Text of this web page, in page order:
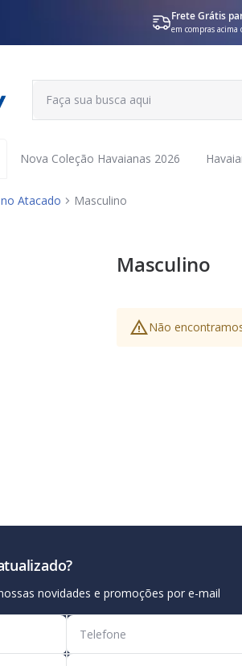
Frete Grátis
em compras
Nova Coleção Havaianas 2026
Atacado Masculino
Masculino
Não
novidades e promoções por e-mail